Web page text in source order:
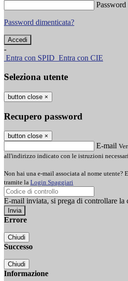
Password
Password dimenticata?
-
Entra con SPID Entra con CIE
Seleziona utente
button close ×
Recupero password
button close ×
E-mail
all'indirizzo indicato con le istruzioni
Non hai una e-mail associata al nome utente?
tramite la Login Spaggiari
E-mail inviata, si prega di controllare la
Errore
Chiudi
Successo
Chiudi
Informazione